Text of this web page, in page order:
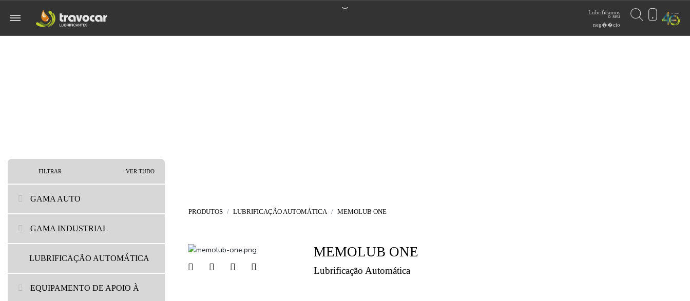
Lubrificamos
o seu
neg��cio
FILTRAR VER TUDO
GAMA AUTO
GAMA INDUSTRIAL
LUBRIFICAÇÃO AUTOMÁTICA
EQUIPAMENTO DE APOIO À
PRODUTOS LUBRIFICAÇÃO AUTOMÁTICA MEMOLUB ONE
MEMOLUB ONE
Lubrificação Automática